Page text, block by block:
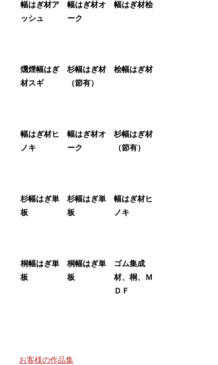
幅はぎ材ア
ッシュ
幅はぎ材オ
ーク
幅はぎ材桧
燻煙幅はぎ
材スギ
杉幅はぎ材
（節有）
桧幅はぎ材
幅はぎ材ヒ
ノキ
幅はぎ材オ
ーク
杉幅はぎ材
（節有）
杉幅はぎ単
板
杉幅はぎ単
板
幅はぎ材ヒ
ノキ
桐幅はぎ単
板
桐幅はぎ単
板
ゴム集成
材、桐、Ｍ
ＤＦ
お客様の作品集